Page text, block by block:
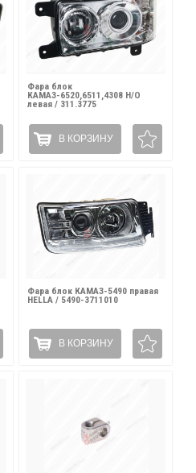
Фара блок
КАМАЗ-6520,6511,4308 Н/О
левая / 311.3775
В КОРЗИНУ
Фара блок КАМАЗ-5490 правая
HELLA / 5490-3711010
В КОРЗИНУ